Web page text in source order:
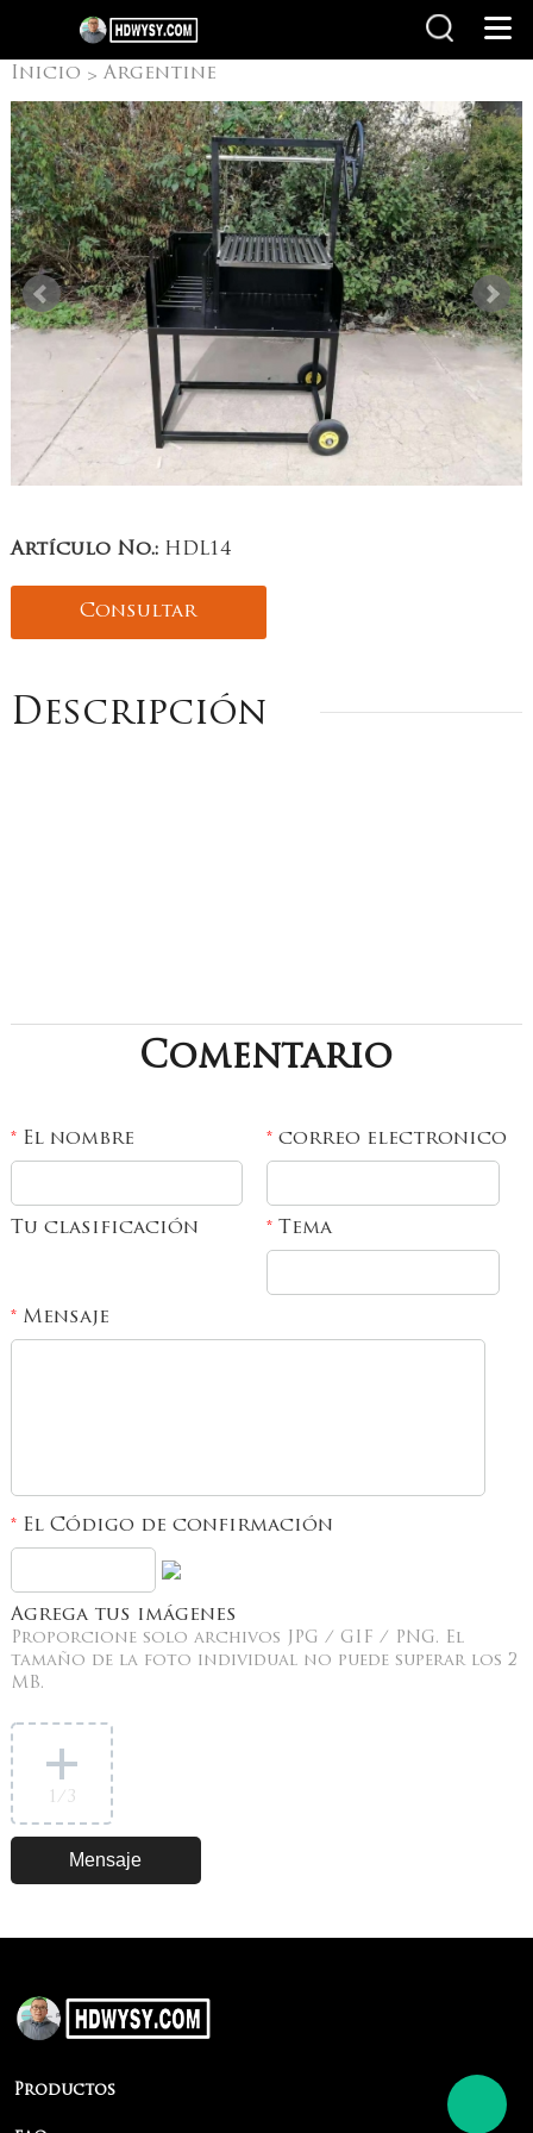
Inicio > Argentine
Grill with V-grate
rotisserie
Artículo No.:HDL14
Consultar
Descripción
Comentario
*El nombre *correo electronico
Tu clasificación *Tema
*Mensaje
*El Código de confirmación
Agrega tus imágenes
Proporcione solo archivos JPG / GIF / PNG. El
tamaño de la foto individual no puede superar los 2
MB.
1 /3
Productos